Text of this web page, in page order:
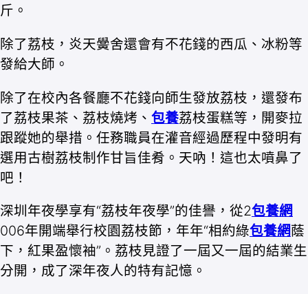
斤。
除了荔枝，炎天黌舍還會有不花錢的西瓜、冰粉等
發給大師。
除了在校內各餐廳不花錢向師生發放荔枝，還發布
了荔枝果茶、荔枝燒烤、 包養荔枝蛋糕等，開麥拉
跟蹤她的舉措。任務職員在灌音經過歷程中發明有
選用古樹荔枝制作甘旨佳肴。天吶！這也太噴鼻了
吧！
深圳年夜學享有“荔枝年夜學”的佳譽，從2包養網
006年開端舉行校園荔枝節，年年“相約綠包養網蔭
下，紅果盈懷袖”。荔枝見證了一屆又一屆的結業生
分開，成了深年夜人的特有記憶。